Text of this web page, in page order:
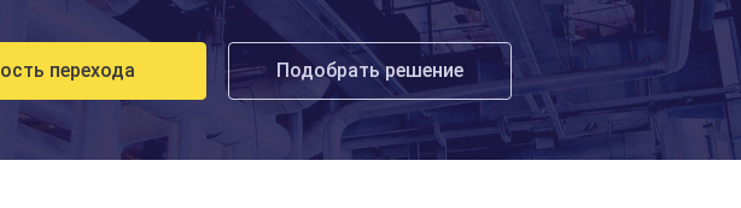
перехода Подобрать решение